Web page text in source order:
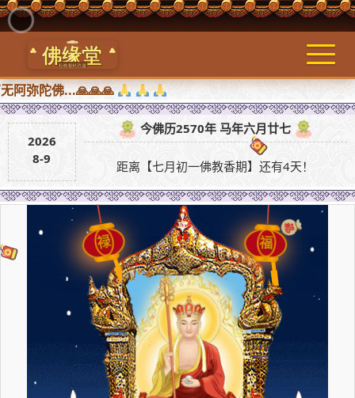
阿弥陀佛...🙏🙏🙏
2026
8-9
今佛历2570年 马年六月廿七
距离【七月初一佛教香期】还有4天！
福
禄